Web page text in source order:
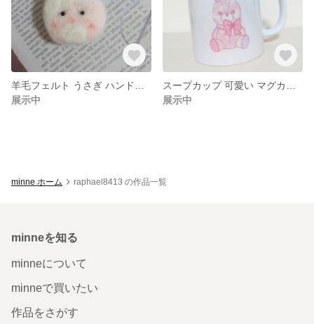
展示中
展示中
minne ホーム raphael8413 の作品一覧
minneを知る
minneについて
minneで買いたい
作品をさがす